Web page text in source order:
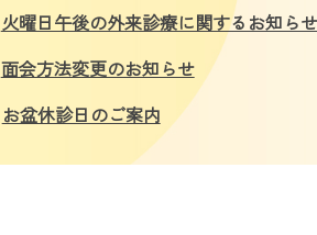
火曜日午後の外来診療に関するお知らせ
面会方法変更のお知らせ
お盆休診日のご案内